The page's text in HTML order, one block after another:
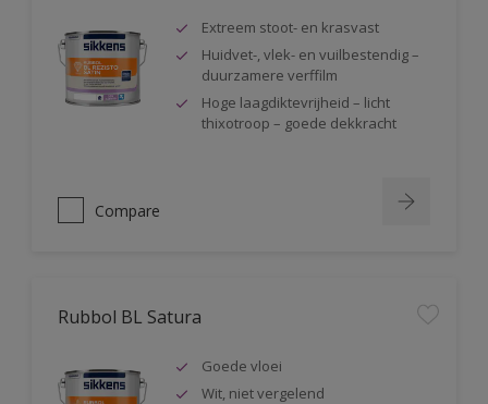
Extreem stoot- en krasvast
Huidvet-, vlek- en vuilbestendig –
duurzamere verffilm
Hoge laagdiktevrijheid – licht
thixotroop – goede dekkracht
Compare
Rubbol BL Satura
Goede vloei
Wit, niet vergelend